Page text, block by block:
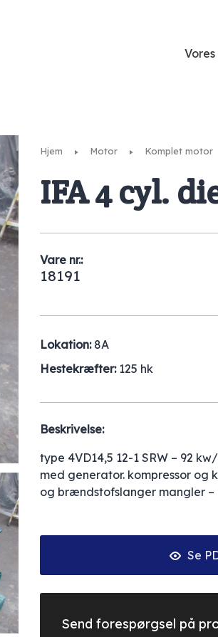
Hjem Motor Komplet motor
IFA 4 cyl.
Vare nr.:
18191
Lokation: 8A
Hestekræfter: 125 hk
Beskrivelse:
type 4VD14,5 12-1 SRW – 92
med generator. kompressor og
og brændstofslanger mangler –
Se
Send forespørgsel på